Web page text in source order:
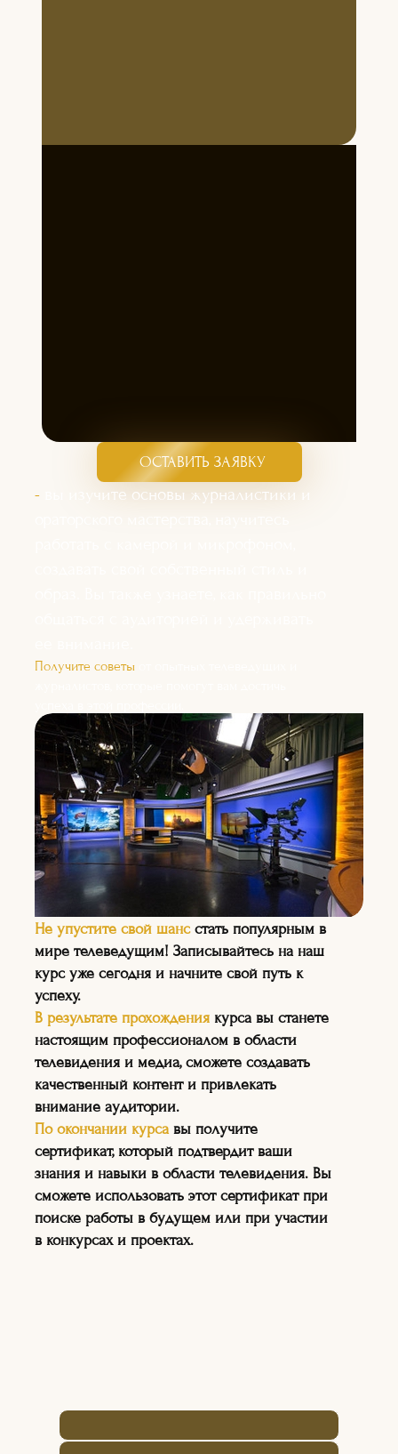
ОСТАВИТЬ ЗАЯВКУ
- вы изучите основы журналистики и
Получите советы
—
На курсе вы сможете
узнать о последних
тенденциях в мире
телевидения и
медиаиндустрии, а также о
том, как создавать
качественный контент.
НА КУРСЕ:"ТЕЛЕВЕДУЩИХ"
ДЛЯ ДЕТЕЙ И ВЗРОСЛЫХ
Не упустите свой шансстать популярным в
мире телеведущим! Записывайтесь на наш
курс уже сегодня и начните свой путь к
успеху.
В результате прохождения курса вы станете
настоящим профессионалом в области
телевидения и медиа, сможете создавать
качественный контент и привлекать
внимание аудитории.
По окончании курсавы получите
сертификат, который подтвердит ваши
знания и навыки в области телевидения. Вы
сможете использовать этот сертификат при
поиске работы в будущем или при участии
в конкурсах и проектах.